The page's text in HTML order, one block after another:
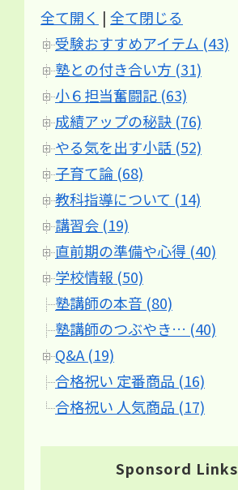
全て開く | 全て閉じる
受験おすすめアイテム (43)
塾との付き合い方 (31)
小６担当奮闘記 (63)
成績アップの秘訣 (76)
やる気を出す小話 (52)
子育て論 (68)
教科指導について (14)
講習会 (19)
直前期の準備や心得 (40)
学校情報 (50)
塾講師の本音 (80)
塾講師のつぶやき… (40)
Q&A (19)
合格祝い 定番商品 (16)
合格祝い 人気商品 (17)
Sponsord Links